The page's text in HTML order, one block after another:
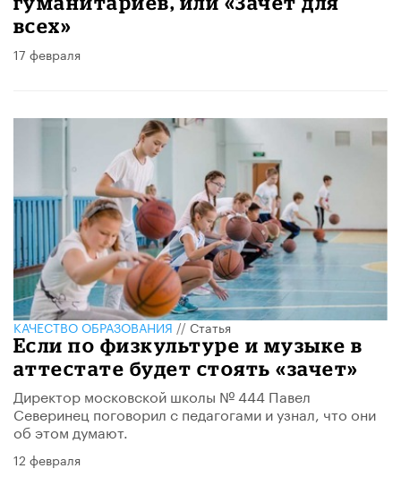
всех»
17 февраля
КАЧЕСТВО ОБРАЗОВАНИЯ//Статья
Если по физкультуре и музыке в
аттестате будет стоять «зачет»
Директор московской школы № 444 Павел
Северинец поговорил с педагогами и узнал, что они
об этом думают.
12 февраля